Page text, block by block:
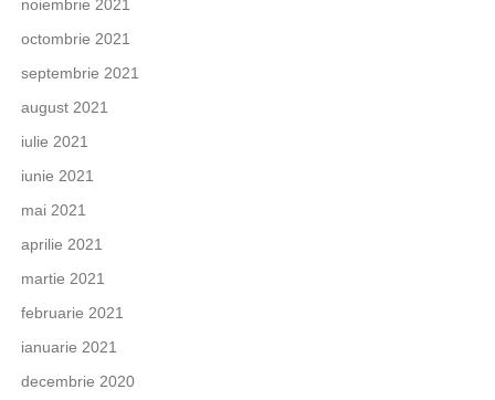
noiembrie 2021
octombrie 2021
septembrie 2021
august 2021
iulie 2021
iunie 2021
mai 2021
aprilie 2021
martie 2021
februarie 2021
ianuarie 2021
decembrie 2020